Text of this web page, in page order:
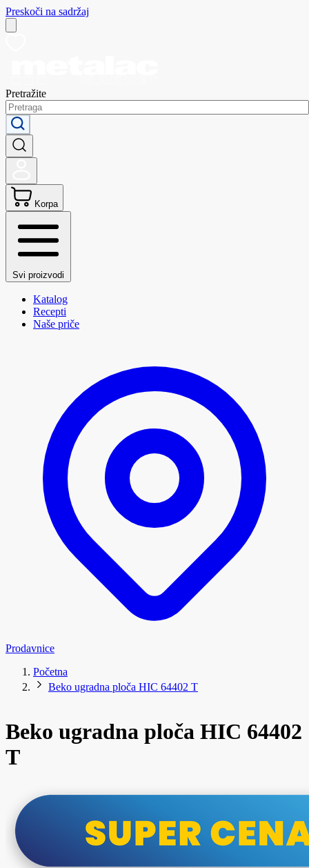
Preskoči na sadržaj
Pretražite
Korpa
Svi proizvodi
Katalog
Recepti
Naše priče
Prodavnice
Početna
Beko ugradna ploča HIC 64402 T
Beko ugradna ploča HIC 64402
T